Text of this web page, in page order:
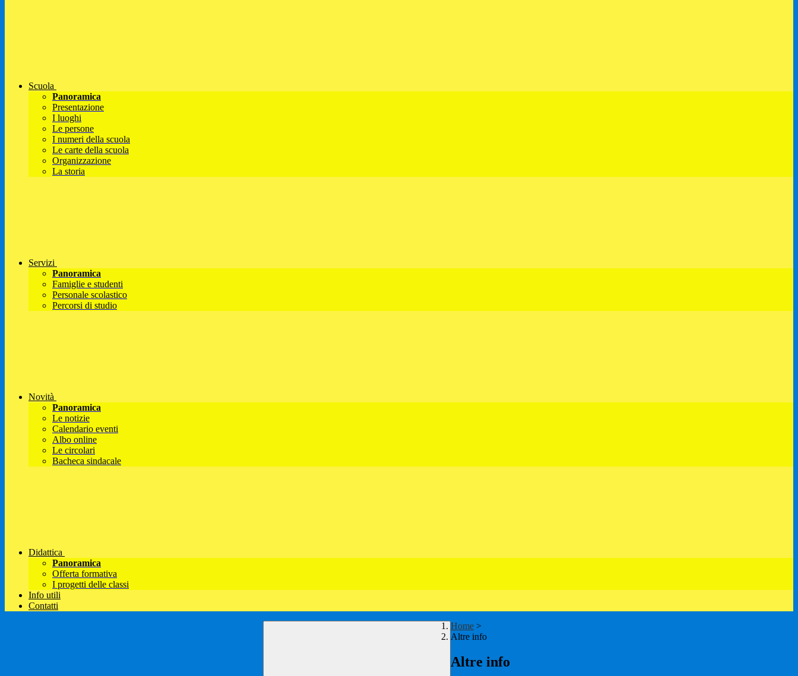
Scuola
Panoramica
Presentazione
I luoghi
Le persone
I numeri della scuola
Le carte della scuola
Organizzazione
La storia
Servizi
Panoramica
Famiglie e studenti
Personale scolastico
Percorsi di studio
Novità
Panoramica
Le notizie
Calendario eventi
Albo online
Le circolari
Bacheca sindacale
Didattica
Panoramica
Offerta formativa
I progetti delle classi
Info utili
Contatti
Home >
Altre info
Altre info